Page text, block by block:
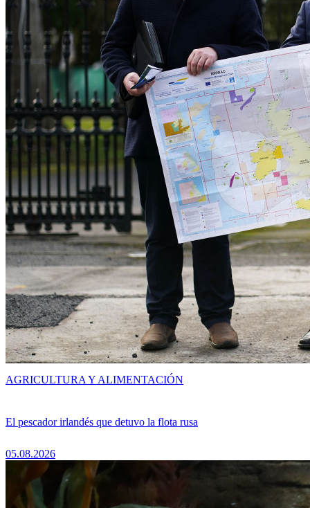
El pescador irlandés que detuvo la flota rusa
05.08.2026
AGRICULTURA Y ALIMENTACIÓN